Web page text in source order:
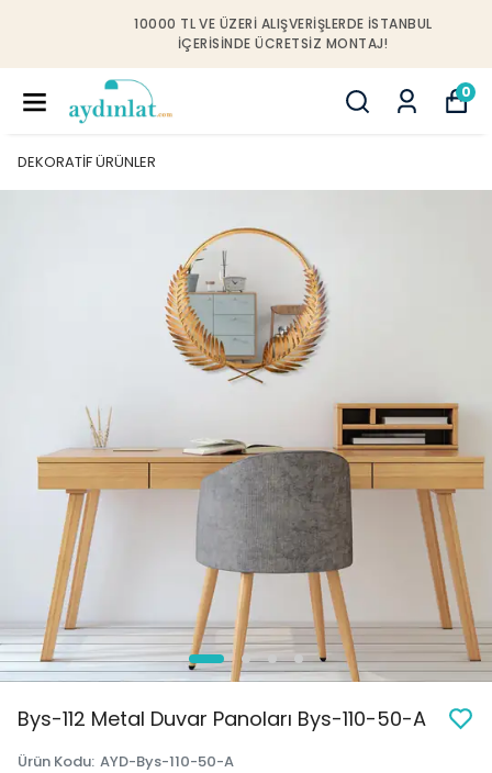
10000 TL VE ÜZERI ALIŞVERIŞLERDE İSTANBUL
IÇERISINDE ÜCRETSIZ MONTAJ!
0
DEKORATİF ÜRÜNLER
Bys-112 Metal Duvar Panoları Bys-110-50-A
Ürün Kodu: AYD-Bys-110-50-A